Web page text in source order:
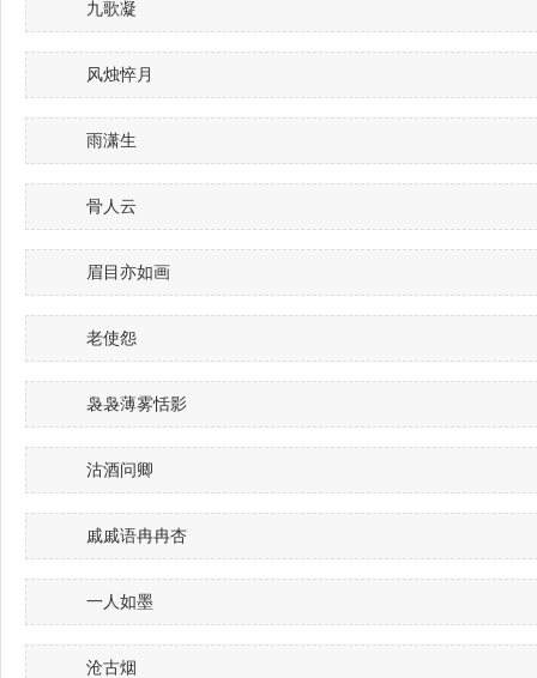
九歌凝
风烛悴月
雨潇生
骨人云
眉目亦如画
老使怨
袅袅薄雾恬影
沽酒问卿
戚戚语冉冉杏
一人如墨
沧古烟